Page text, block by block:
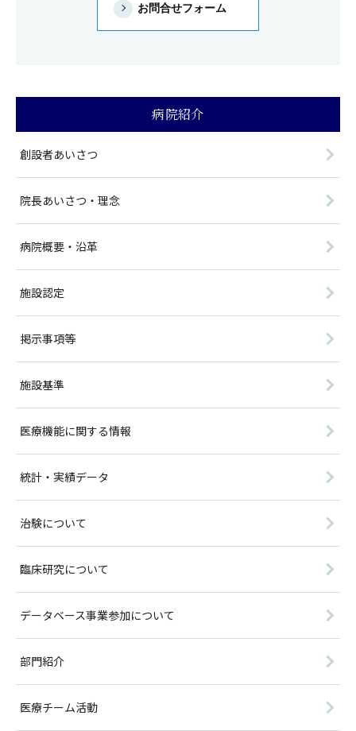
お問合せフォーム
病院紹介
創設者あいさつ
院長あいさつ・理念
病院概要・沿革
施設認定
掲示事項等
施設基準
医療機能に関する情報
統計・実績データ
治験について
臨床研究について
データベース事業参加について
部門紹介
医療チーム活動